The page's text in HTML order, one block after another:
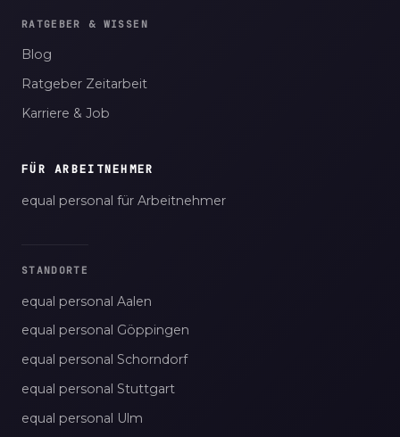
RATGEBER & WISSEN
Blog
Ratgeber Zeitarbeit
Karriere & Job
FÜR ARBEITNEHMER
equal personal für Arbeitnehmer
STANDORTE
equal personal Aalen
equal personal Göppingen
equal personal Schorndorf
equal personal Stuttgart
equal personal Ulm